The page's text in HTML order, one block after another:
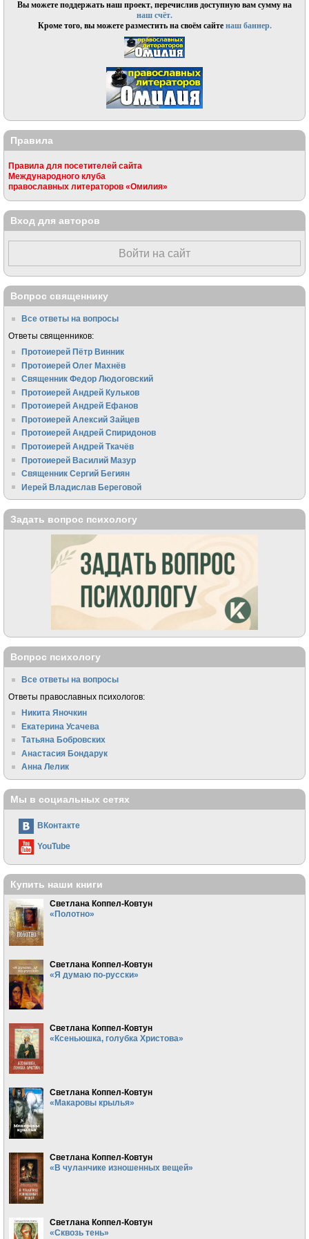
Вы можете поддержать наш проект, перечислив доступную вам сумму на
наш счёт.
Кроме того, вы можете разместить на своём сайтенаш баннер.
Правила
Правила для посетителей сайта
Международного клуба
православных литераторов «Омилия»
Вход для авторов
Войти на сайт
Вопрос священнику
Все ответы на вопросы
Ответы священников:
Протоиерей Пётр Винник
Протоиерей Олег Махнёв
Священник Федор Людоговский
Протоиерей Андрей Кульков
Протоиерей Андрей Ефанов
Протоиерей Алексий Зайцев
Протоиерей Андрей Спиридонов
Протоиерей Андрей Ткачёв
Протоиерей Василий Мазур
Священник Сергий Бегиян
Иерей Владислав Береговой
Задать вопрос психологу
Вопрос психологу
Все ответы на вопросы
Ответы православных психологов:
Никита Яночкин
Екатерина Усачева
Татьяна Бобровских
Анастасия Бондарук
Анна Лелик
Мы в социальных сетях
ВКонтакте
YouTube
Купить наши книги
Светлана Коппел-Ковтун
«Полотно»
Светлана Коппел-Ковтун
«Я думаю по-русски»
Светлана Коппел-Ковтун
«Ксеньюшка, голубка Христова»
Светлана Коппел-Ковтун
«Макаровы крылья»
Светлана Коппел-Ковтун
«В чуланчике изношенных вещей»
Светлана Коппел-Ковтун
«Сквозь тень»